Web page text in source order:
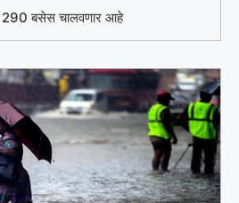
290 बसेस चालवणार आहे